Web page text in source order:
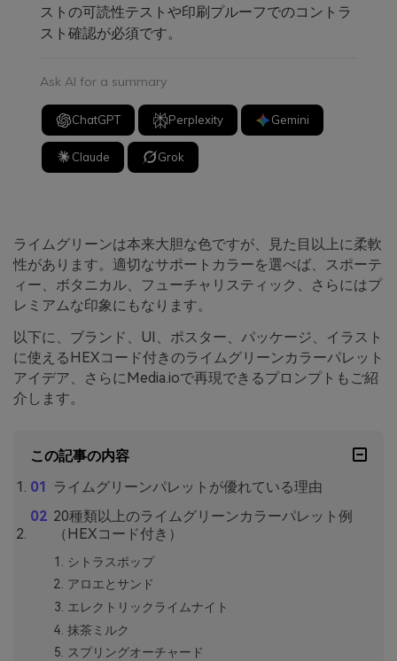
ストの可読性テストや印刷プルーフでのコントラ
スト確認が必須です。
Ask AI for a summary
ChatGPT Perplexity Gemini
Claude Grok
ライムグリーンは本来大胆な色ですが、見た目以上に柔軟
性があります。適切なサポートカラーを選べば、スポーテ
ィー、ボタニカル、フューチャリスティック、さらにはプ
レミアムな印象にもなります。
以下に、ブランド、UI、ポスター、パッケージ、イラスト
に使えるHEXコード付きのライムグリーンカラーパレット
アイデア、さらにMedia.ioで再現できるプロンプトもご紹
介します。
この記事の内容
ライムグリーンパレットが優れている理由
20種類以上のライムグリーンカラーパレット例
（HEXコード付き）
シトラスポップ
アロエとサンド
エレクトリックライムナイト
抹茶ミルク
スプリングオーチャード